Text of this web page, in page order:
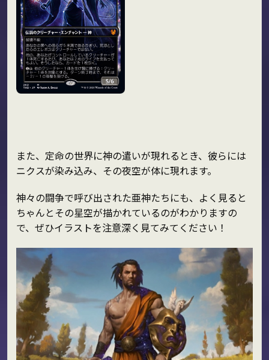
また、定命の世界に神の遣いが現れるとき、彼らには
ニクスが染み込み、その夜空が体に現れます。
神々の闘争で呼び出された亜神たちにも、よく見ると
ちゃんとその星空が描かれているのがわかりますの
で、ぜひイラストを注意深く見てみてください！